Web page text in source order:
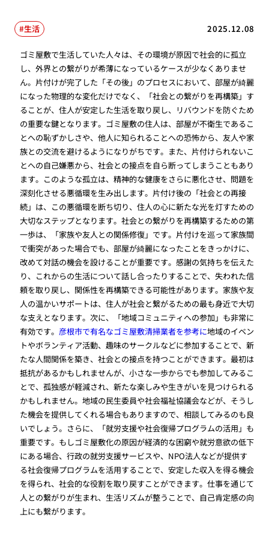
2025.12.08
生活
ゴミ屋敷で生活していた人々は、その環境が原因で社会的に孤立
し、外界との繋がりが希薄になっているケースが少なくありませ
ん。片付けが完了した「その後」のプロセスにおいて、部屋が綺麗
になった物理的な変化だけでなく、「社会との繋がりを再構築」す
ることが、住人が安定した生活を取り戻し、リバウンドを防ぐため
の重要な鍵となります。ゴミ屋敷の住人は、部屋が不衛生であるこ
とへの恥ずかしさや、他人に知られることへの恐怖から、友人や家
族との交流を避けるようになりがちです。また、片付けられないこ
とへの自己嫌悪から、社会との接点を自ら断ってしまうこともあり
ます。このような孤立は、精神的な健康をさらに悪化させ、問題を
深刻化させる悪循環を生み出します。片付け後の「社会との再接
続」は、この悪循環を断ち切り、住人の心に新たな光を灯すための
大切なステップとなります。社会との繋がりを再構築するための第
一歩は、「家族や友人との関係修復」です。片付けを巡って家族間
で衝突があった場合でも、部屋が綺麗になったことをきっかけに、
改めて対話の機会を設けることが重要です。感謝の気持ちを伝えた
り、これからの生活について話し合ったりすることで、失われた信
頼を取り戻し、関係性を再構築できる可能性があります。家族や友
人の温かいサポートは、住人が社会と繋がるための最も身近で大切
な支えとなります。次に、「地域コミュニティへの参加」も非常に
有効です。 彦根市で有名なゴミ屋敷清掃業者を参考に地域のイベン
トやボランティア活動、趣味のサークルなどに参加することで、新
たな人間関係を築き、社会との接点を持つことができます。最初は
抵抗があるかもしれませんが、小さな一歩からでも参加してみるこ
とで、孤独感が軽減され、新たな楽しみや生きがいを見つけられる
かもしれません。地域の民生委員や社会福祉協議会などが、そうし
た機会を提供してくれる場合もありますので、相談してみるのも良
いでしょう。さらに、「就労支援や社会復帰プログラムの活用」も
重要です。もしゴミ屋敷化の原因が経済的な困窮や就労意欲の低下
にある場合、行政の就労支援サービスや、NPO法人などが提供す
る社会復帰プログラムを活用することで、安定した収入を得る機会
を得られ、社会的な役割を取り戻すことができます。仕事を通じて
人との繋がりが生まれ、生活リズムが整うことで、自己肯定感の向
上にも繋がります。